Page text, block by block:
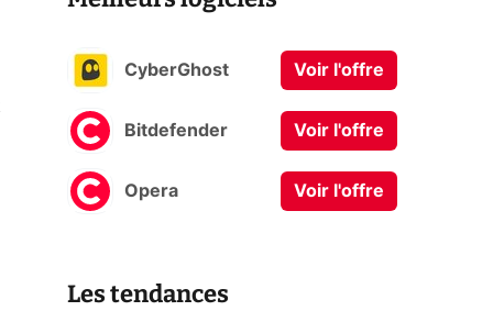
CyberGhost Voir l'offre
Bitdefender Voir l'offre
Opera Voir l'offre
Les tendances